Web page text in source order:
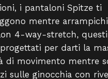
i pantaloni Spitze ti
mentre
4-way-stretch,
per darti la
di movimento mentre
sulle ginocchia con